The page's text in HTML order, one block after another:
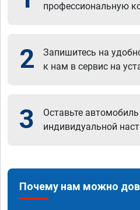
профессиональную
2
Запишитесь на
к нам в сервис на
3
Оставьте
индивидуальной
Почему нам можно